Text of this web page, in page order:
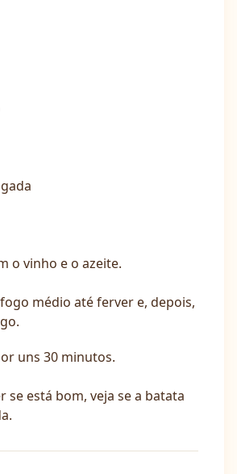
o vinho e o azeite.
médio até ferver e, depois,
uns 30 minutos.
se está bom, veja se a batata